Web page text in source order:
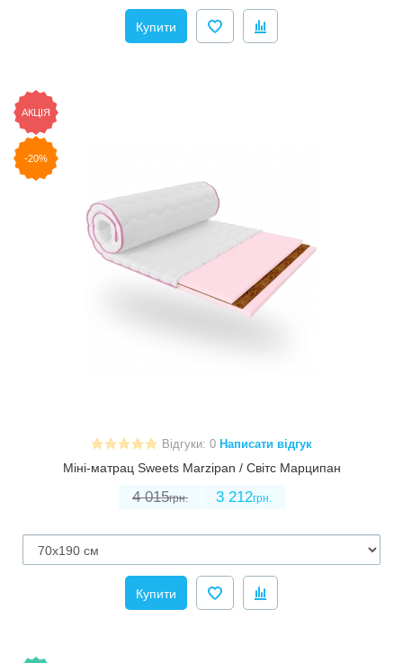
Купити
АКЦІЯ
-20%
Відгуки: 0 Написати відгук
Міні-матрац Sweets Marzipan / Світс Марципан
4 015грн. 3 212грн.
Купити